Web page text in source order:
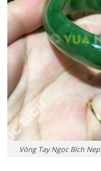
Vòng Tay Ngọc Bích